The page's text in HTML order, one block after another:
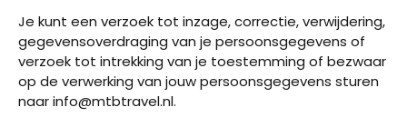
Je kunt een verzoek tot inzage, correctie, verwijdering,
gegevensoverdraging van je persoonsgegevens of
verzoek tot intrekking van je toestemming of bezwaar
op de verwerking van jouw persoonsgegevens sturen
naar info@mtbtravel.nl.